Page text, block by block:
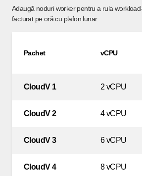
Adaugă noduri worker pentru a rula
facturat pe oră cu plafon lunar.
Pachet vCPU
CloudV 1 2 vCPU
CloudV 2 4 vCPU
CloudV 3 6 vCPU
CloudV 4 8 vCPU